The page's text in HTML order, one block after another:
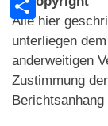
Alle hier
unterliegen
anderweitigen
Zustimmung
Berichtsanhang